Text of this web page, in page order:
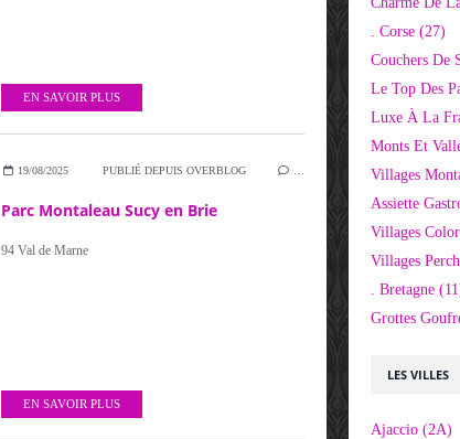
EN SAVOIR PLUS
19/08/2025 PUBLIÉ DEPUIS OVERBLOG
Parc Montaleau Sucy en Brie
94 Val de Marne
EN SAVOIR PLUS
LES VILLES
Ajaccio (2A)
. Corse (27)
Couchers De
Le Top Des
Luxe À La
Monts Et
Villages
Assiette
Villages
Villages
. Bretagne
Grottes